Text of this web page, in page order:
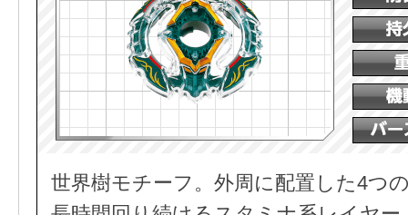
世界樹モチーフ。外周に配置した4つ